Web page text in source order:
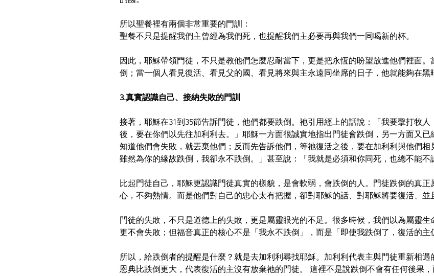
所以聖餐裡有兩個非常重要的門訓：
聖餐不只是提醒我們主曾經為我們死，也提醒我們主必要再與我們一同喝新的杯。
因此，耶穌帶領門徒，不只是教他們怎麼忍耐當下，更是把永恆的盼望放進他們裡面
倒；當一個人看見復活、看見父的國、看見將來與主永遠同坐席的日子，他就能夠在黑
3.真實認識自己、接納失敗的門訓
接著，耶穌在31到35節告訴門徒，他們都要跌倒。祂引用經上的話說：「我要擊打牧
後，要在你們以先往加利利去。」耶穌一方面很誠實地指出門徒會跌倒，另一方面又
知道他們會失敗，就丟棄他們；反而先告訴他們，等祂復活之後，要在加利利與他們
雖然為你的緣故跌倒，我卻永不跌倒。」甚至說：「我就是必須和你同死，也總不能不
比起門徒自己，耶穌更認識門徒真實的樣貌，是會軟弱，會跌倒的人。門徒跌倒的真
心，不夠熱情。而是他們對自己的忠心太有把握，卻對耶穌的話、對耶穌將要復活、並
門徒的失敗，不只是道德上的失敗，更是屬靈眼光的不足。很多時候，我們以為屬靈生
更不會失敗；但福音真正的核心不是「我永不跌倒」，而是「即使我跌倒了，復活的主
所以，給跌倒者的提醒是什麼？就是去加利利尋找耶穌。加利利代表主與門徒重新相
恩典比跌倒更大，代表復活的主沒有放棄祂的門徒。 這裡不是說跌倒不會有任何後果